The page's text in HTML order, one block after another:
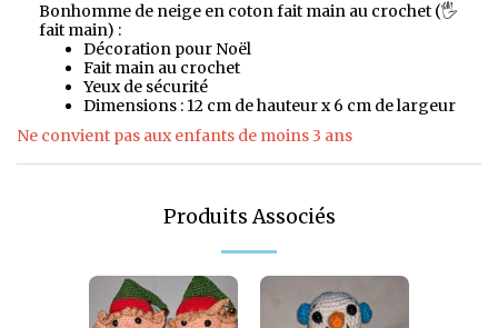
Bonhomme de neige en coton fait main au crochet (🖐️
fait main) :
Décoration pour Noël
Fait main au crochet
Yeux de sécurité
Dimensions : 12 cm de hauteur x 6 cm de largeur
Ne convient pas aux enfants de moins 3 ans
Produits Associés